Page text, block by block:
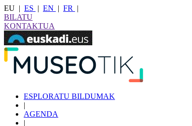
EU | ES | EN | FR
|
BILATU
KONTAKTUA
ESPLORATU BILDUMAK
|
AGENDA
|